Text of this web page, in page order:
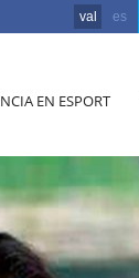
val es
EN ESPORT